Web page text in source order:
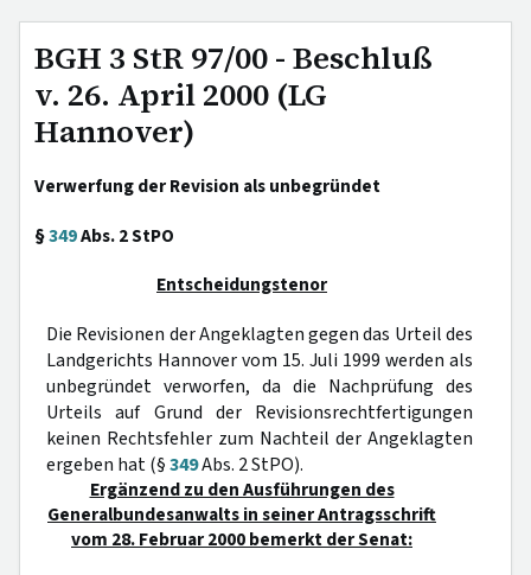
BGH 3 StR 97/00 - Beschluß
v. 26. April 2000 (LG
Hannover)
Verwerfung der Revision als unbegründet
§349Abs. 2 StPO
Entscheidungstenor
Die Revisionen der Angeklagten gegen das Urteil des
Landgerichts Hannover vom 15. Juli 1999 werden als
unbegründet verworfen, da die Nachprüfung des
Urteils auf Grund der Revisionsrechtfertigungen
keinen Rechtsfehler zum Nachteil der Angeklagten
ergeben hat (§349Abs. 2 StPO).
Ergänzend zu den Ausführungen des
Generalbundesanwalts in seiner Antragsschrift
vom 28. Februar 2000 bemerkt der Senat: